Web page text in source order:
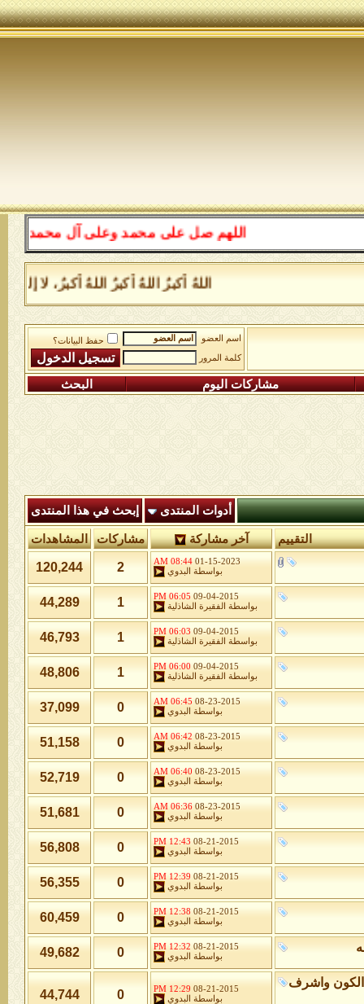
اللهم صل على محمد وعلى آل محمد كما
اللهُ أكبرُ اللهُ أكبرُ اللهُ أكبرُ، لا
اسم العضو
حفظ البيانات؟
كلمة المرور
مشاركات اليوم البحث
أدوات المنتدى إبحث في هذا المنتدى
التقييم آخر مشاركة مشاركات المشاهدات
01-15-2023
08:44 AM
بواسطة
البدوي 2
120,244
09-04-2015
06:05 PM
بواسطة
الفقيرة الشاذلية 1
44,289
09-04-2015
06:03 PM
بواسطة
الفقيرة الشاذلية 1
46,793
09-04-2015
06:00 PM
بواسطة
الفقيرة الشاذلية 1
48,806
08-23-2015
06:45 AM
بواسطة
البدوي 0
37,099
08-23-2015
06:42 AM
بواسطة
البدوي 0
51,158
08-23-2015
06:40 AM
بواسطة
البدوي 0
52,719
08-23-2015
06:36 AM
بواسطة
البدوي 0
51,681
08-21-2015
12:43 PM
بواسطة
البدوي 0
56,808
08-21-2015
12:39 PM
بواسطة
البدوي 0
56,355
08-21-2015
12:38 PM
بواسطة
البدوي 0
60,459
08-21-2015
12:32 PM
بواسطة
البدوي 0
49,682
واشرف 08-21-2015
12:29 PM
بواسطة
البدوي 0
44,744